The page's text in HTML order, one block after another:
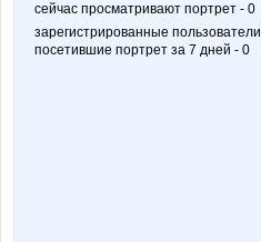
сейчас просматривают портрет - 0
зарегистрированные пользователи
посетившие портрет за 7 дней - 0